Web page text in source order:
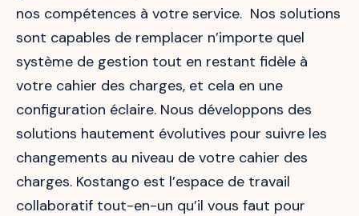
nos compétences à votre service. Nos solutions
sont capables de remplacer n’importe quel
système de gestion tout en restant fidèle à
votre cahier des charges, et cela en une
configuration éclaire. Nous développons des
solutions hautement évolutives pour suivre les
changements au niveau de votre cahier des
charges. Kostango est l’espace de travail
collaboratif tout-en-un qu’il vous faut pour